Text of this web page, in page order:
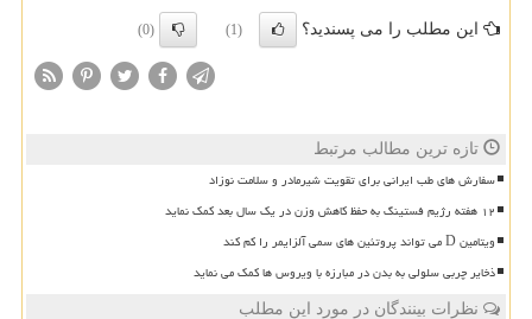
این مطلب را می پسندید؟ (1)
(0)
تازه ترین مطالب مرتبط
سفارش های طب ایرانی برای تقویت شیرمادر و سلامت نوزاد
۱۲ هفته رژیم فستینگ به حفظ کاهش وزن در یک سال بعد کمک نماید
ویتامین D می تواند پروتئین های سمی آلزایمر را کم کند
ذخایر چربی سلولی به بدن در مبارزه با ویروس ها کمک می نماید
نظرات بینندگان در مورد این مطلب